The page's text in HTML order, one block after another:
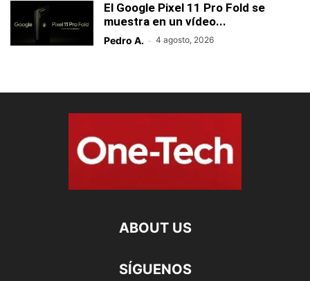
El Google Pixel 11 Pro Fold se
muestra en un vídeo...
Pedro A. - 4 agosto, 2026
ABOUT US
SÍGUENOS